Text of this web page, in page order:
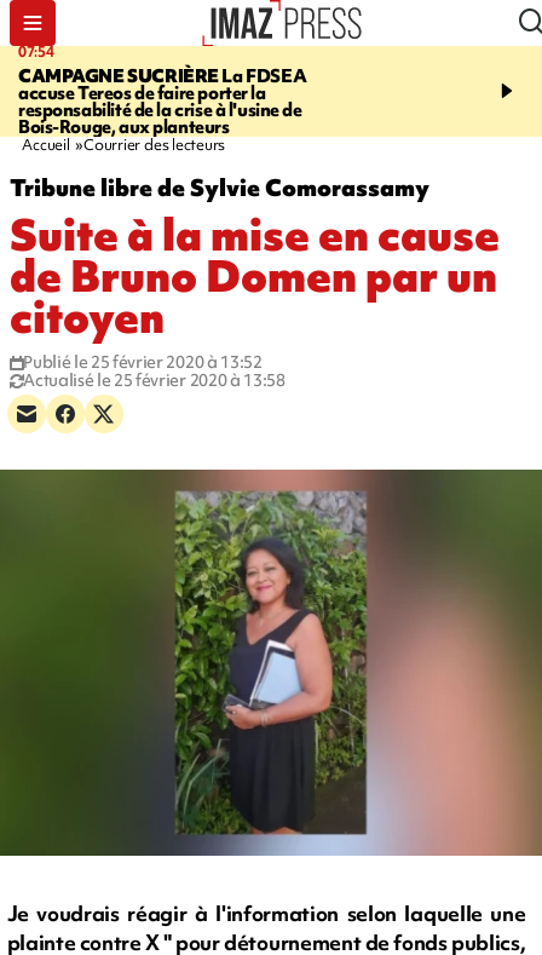
07:54
CAMPAGNE SUCRIÈRELa FDSEA
accuse Tereos de faire porter la
responsabilité de la crise à l'usine de
Bois-Rouge, aux planteurs
09:38
d'un lot de sauté de
Accueil Courrier des lecteurs
Tribune libre de Sylvie Comorassamy
Suite à la mise en cause
de Bruno Domen par un
citoyen
Publié le 25 février 2020 à 13:52
Actualisé le 25 février 2020 à 13:58
Je voudrais réagir à l'information selon laquelle une
plainte contre X " pour détournement de fonds publics,